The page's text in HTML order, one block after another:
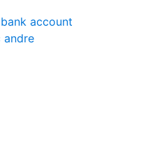
account
andre